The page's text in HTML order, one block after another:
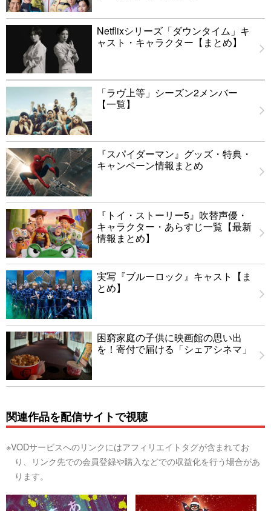
Netflixシリーズ「ダウンタイム」キ
ャスト・キャラクター【まとめ】
「ラヴ上等」シーズン2メンバー
【一覧】
『スパイダーマン』グッズ・特典・
キャンペーン情報まとめ
『トイ・ストーリー5』吹替声優・
キャラクター・あらすじ一覧【最新
情報まとめ】
実写『ブルーロック』キャスト【ま
とめ】
困窮家庭の子供に映画館の思い出
を！寄付で届ける「シェアシネマ」
関連作品を配信サイトで視聴
※VODサービスへのリンクにはアフィリエイトタグが含まれてお
り、リンク先での会員登録や購入などでの収益化を行う場合があ
ります。